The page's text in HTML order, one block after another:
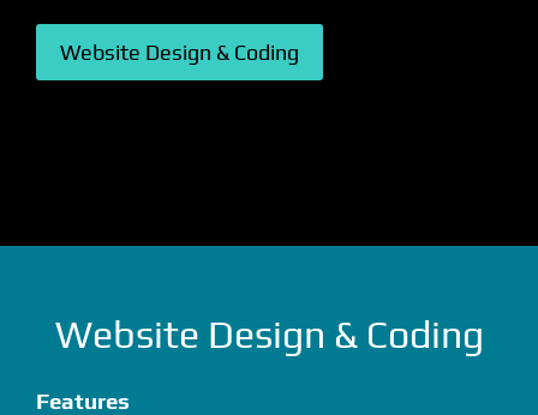
Website Design & Coding
Website Design & Coding
Features